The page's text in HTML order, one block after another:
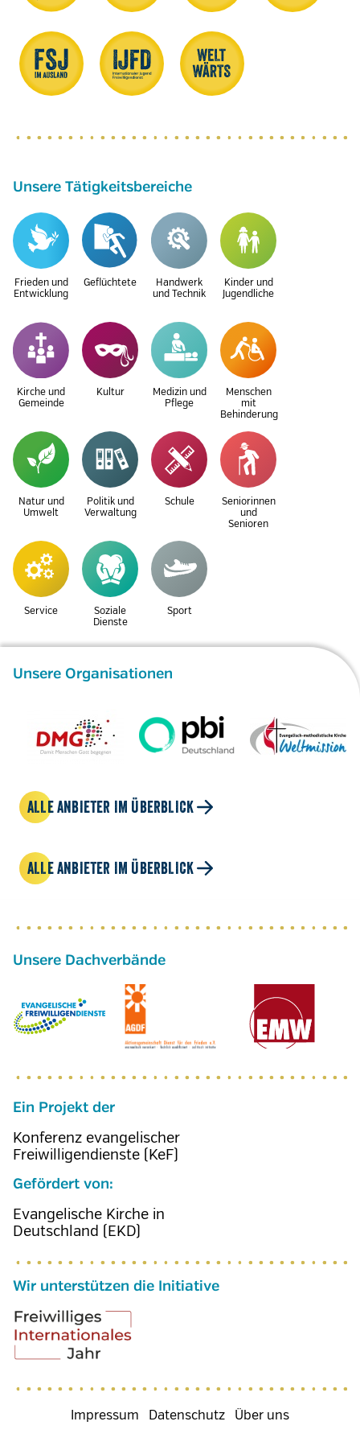
Unsere Tätigkeitsbereiche
Frieden und
Entwicklung
Geflüchtete
Handwerk
und Technik
Kinder und
Jugendliche
Kirche und
Gemeinde
Kultur
Medizin und
Pflege
Menschen
mit
Behinderung
Natur und
Umwelt
Politik und
Verwaltung
Schule
Seniorinnen
und
Senioren
Service
Soziale
Dienste
Sport
Unsere Organisationen
ALLE ANBIETER IM ÜBERBLICK
ALLE ANBIETER IM ÜBERBLICK
Ein Projekt der
Konferenz evangelischer
Freiwilligendienste (KeF)
Gefördert von:
Evangelische Kirche in
Deutschland (EKD)
Wir unterstützen die Initiative
Fußzeilenmenü
Impressum Datenschutz Über uns